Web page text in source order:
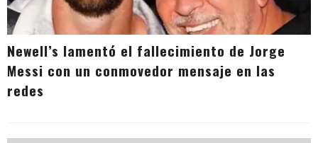
Newell’s lamentó el fallecimiento de Jorge
Messi con un conmovedor mensaje en las
redes